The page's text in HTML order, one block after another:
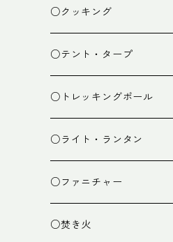
ザック
スタッフバッグ
ザック小物
○クッキング
クッカー
バーナー
カトラリー
クッキング小物
○テント・タープ
テント
タープ
ペグ・ハンマー・小物
○トレッキングポール
○ライト・ランタン
ライト
ランタン
○ファニチャー
テーブル
○焚き火